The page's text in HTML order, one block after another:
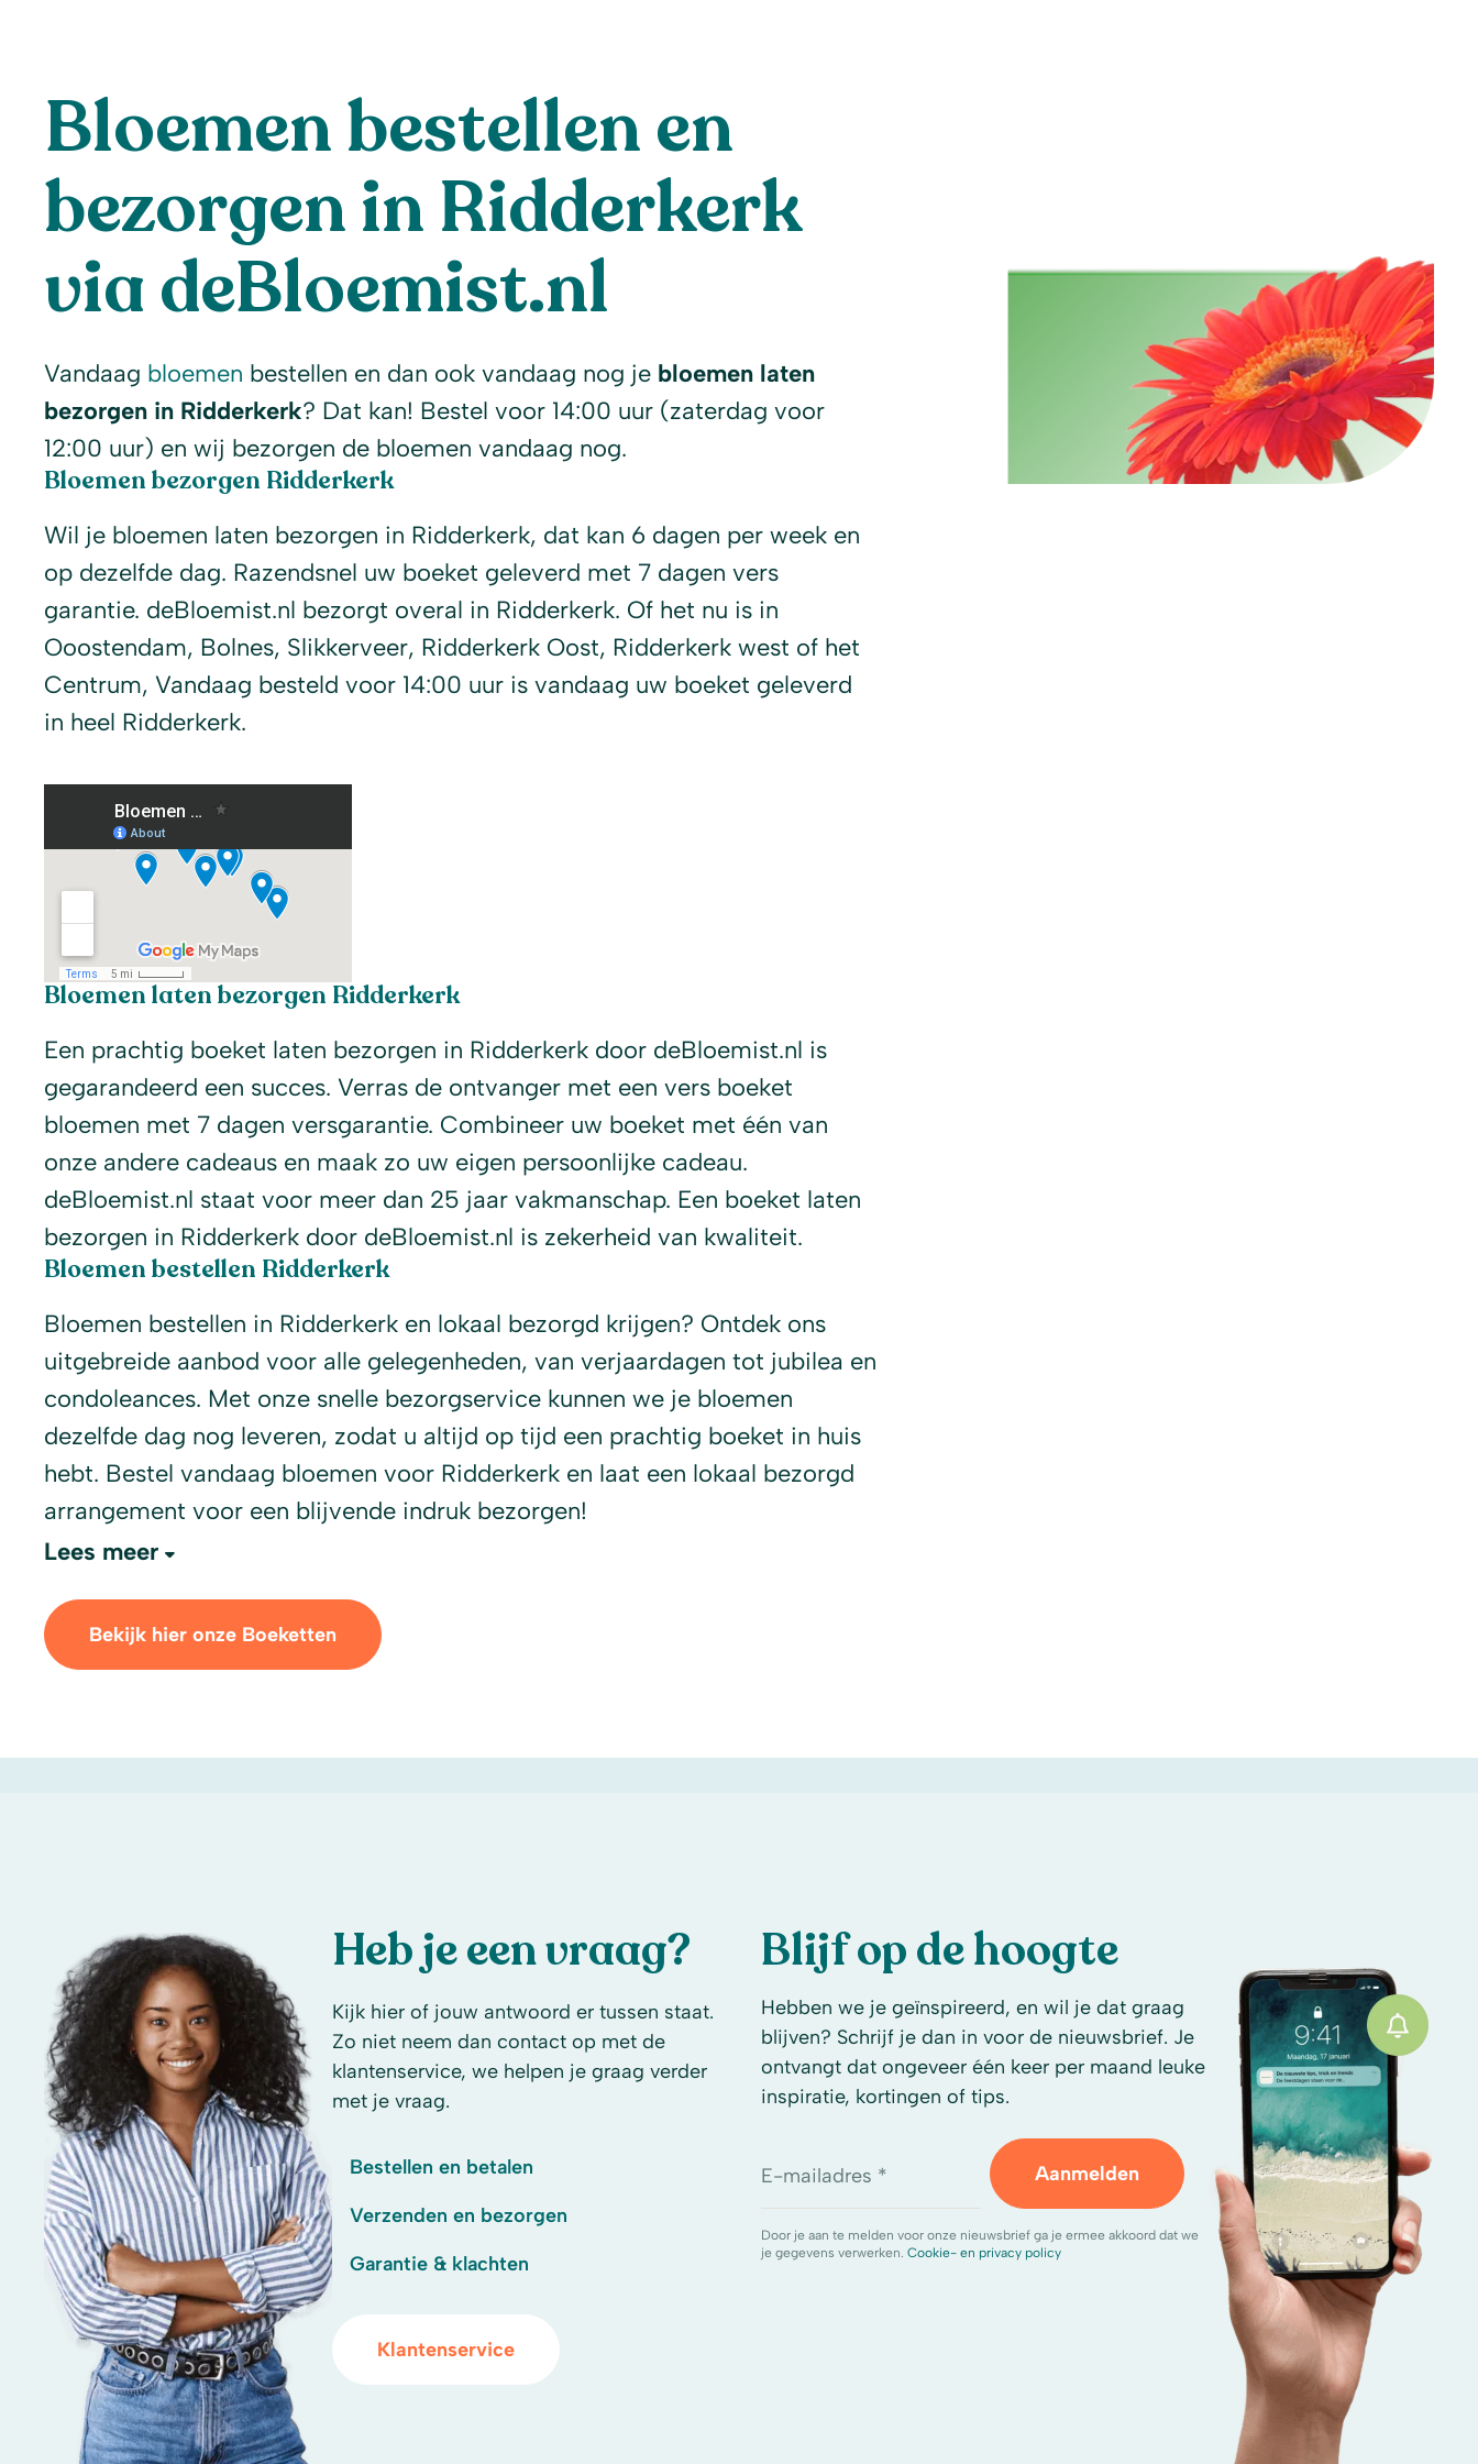
Bloemen bestellen en
bezorgen in Ridderkerk
via deBloemist.nl
Vandaag bloemen bestellen en dan ook vandaag nog je bloemen laten
bezorgen in Ridderkerk? Dat kan! Bestel voor 14:00 uur (zaterdag voor
12:00 uur) en wij bezorgen de bloemen vandaag nog.
Bloemen bezorgen Ridderkerk
Wil je bloemen laten bezorgen in Ridderkerk, dat kan 6 dagen per week en
op dezelfde dag. Razendsnel uw boeket geleverd met 7 dagen vers
garantie. deBloemist.nl bezorgt overal in Ridderkerk. Of het nu is in
Ooostendam, Bolnes, Slikkerveer, Ridderkerk Oost, Ridderkerk west of het
Centrum, Vandaag besteld voor 14:00 uur is vandaag uw boeket geleverd
in heel Ridderkerk.
Bloemen laten bezorgen Ridderkerk
Een prachtig boeket laten bezorgen in Ridderkerk door deBloemist.nl is
gegarandeerd een succes. Verras de ontvanger met een vers boeket
bloemen met 7 dagen versgarantie. Combineer uw boeket met één van
onze andere cadeaus en maak zo uw eigen persoonlijke cadeau.
deBloemist.nl staat voor meer dan 25 jaar vakmanschap. Een boeket laten
bezorgen in Ridderkerk door deBloemist.nl is zekerheid van kwaliteit.
Bloemen bestellen Ridderkerk
Bloemen bestellen in Ridderkerk en lokaal bezorgd krijgen? Ontdek ons
uitgebreide aanbod voor alle gelegenheden, van verjaardagen tot jubilea en
condoleances. Met onze snelle bezorgservice kunnen we je bloemen
dezelfde dag nog leveren, zodat u altijd op tijd een prachtig boeket in huis
hebt. Bestel vandaag bloemen voor Ridderkerk en laat een lokaal bezorgd
arrangement voor een blijvende indruk bezorgen!
Lees meer
Bekijk hier onze Boeketten
Heb je een vraag?
Kijk hier of jouw antwoord er tussen staat.
Zo niet neem dan contact op met de
klantenservice, we helpen je graag verder
met je vraag.
Bestellen en betalen
Verzenden en bezorgen
Garantie & klachten
Klantenservice
Blijf op de hoogte
Hebben we je geïnspireerd, en wil je dat graag
blijven? Schrijf je dan in voor de nieuwsbrief. Je
ontvangt dat ongeveer één keer per maand leuke
inspiratie, kortingen of tips.
E-mailadres * Aanmelden
Door je aan te melden voor onze nieuwsbrief ga je ermee akkoord dat we
je gegevens verwerken. Cookie- en privacy policy